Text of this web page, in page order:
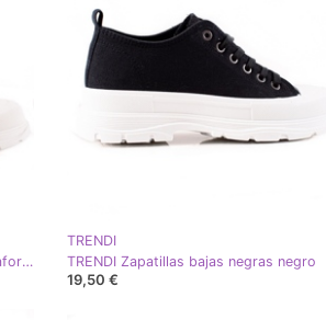
TRENDI Zapatillas cómodas en la plataforma negro
TRENDI
TRENDI Zapatillas bajas negras negro
19,50 €